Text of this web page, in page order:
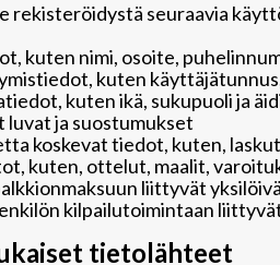
rekisteröidystä seuraavia
kuten nimi, osoite,
kuten
kuten ikä, sukupuoli ja
luvat ja suostumukset
koskevat tiedot, kuten,
kuten, ottelut, maalit,
liittyvät
kilpailutoimintaan
tietolähteet